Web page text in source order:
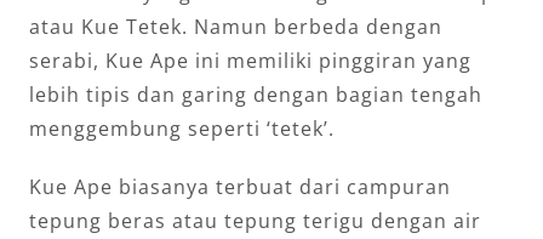
atau Kue Tetek. Namun berbeda dengan
serabi, Kue Ape ini memiliki pinggiran yang
lebih tipis dan garing dengan bagian tengah
menggembung seperti ‘tetek’.
Kue Ape biasanya terbuat dari campuran
tepung beras atau tepung terigu dengan air